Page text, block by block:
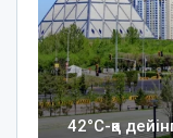
42°C-қа